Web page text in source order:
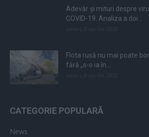
Adevăr și mituri despre
COVID-19. Analiza a doi...
Flota rusă nu mai poate
fără „s-o ia în...
CATEGORIE POPULARĂ
News